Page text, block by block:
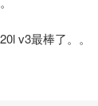
v3最棒了。。